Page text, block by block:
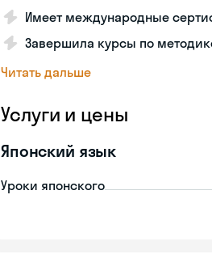
Имеет международные
Завершила курсы по
Читать дальше
Услуги и цены
Японский язык
Уроки японского